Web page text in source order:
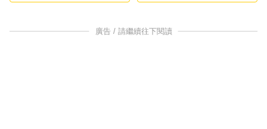
廣告 / 請繼續往下閱讀